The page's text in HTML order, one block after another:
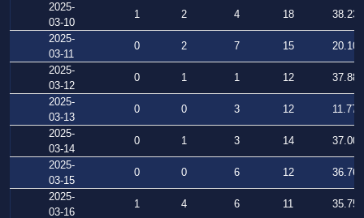
2025-
03-10
1 2 4 18
38.237
2025-
03-11
0 2 7 15
20.109
2025-
03-12
0 1 1 12
37.883
2025-
03-13
0 0 3 12
11.777
2025-
03-14
0 1 3 14
37.003
2025-
03-15
0 0 6 12
36.764
2025-
03-16
1 4 6 11
35.754